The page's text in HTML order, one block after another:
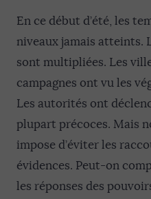
En ce début d’été, les
niveaux jamais atteints.
sont multipliées. Les
campagnes ont vu les
Les autorités ont
plupart précoces. Mais
impose d’éviter les
évidences. Peut-on
les réponses des